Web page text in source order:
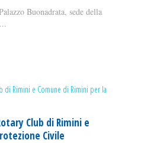
Buonadrata, sede della
Club di Rimini e
Civile